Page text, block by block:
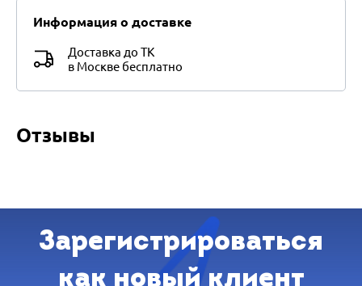
Информация о доставке
Доставка до ТК
в Москве бесплатно
Отзывы
Зарегистрироваться
как новый клиент